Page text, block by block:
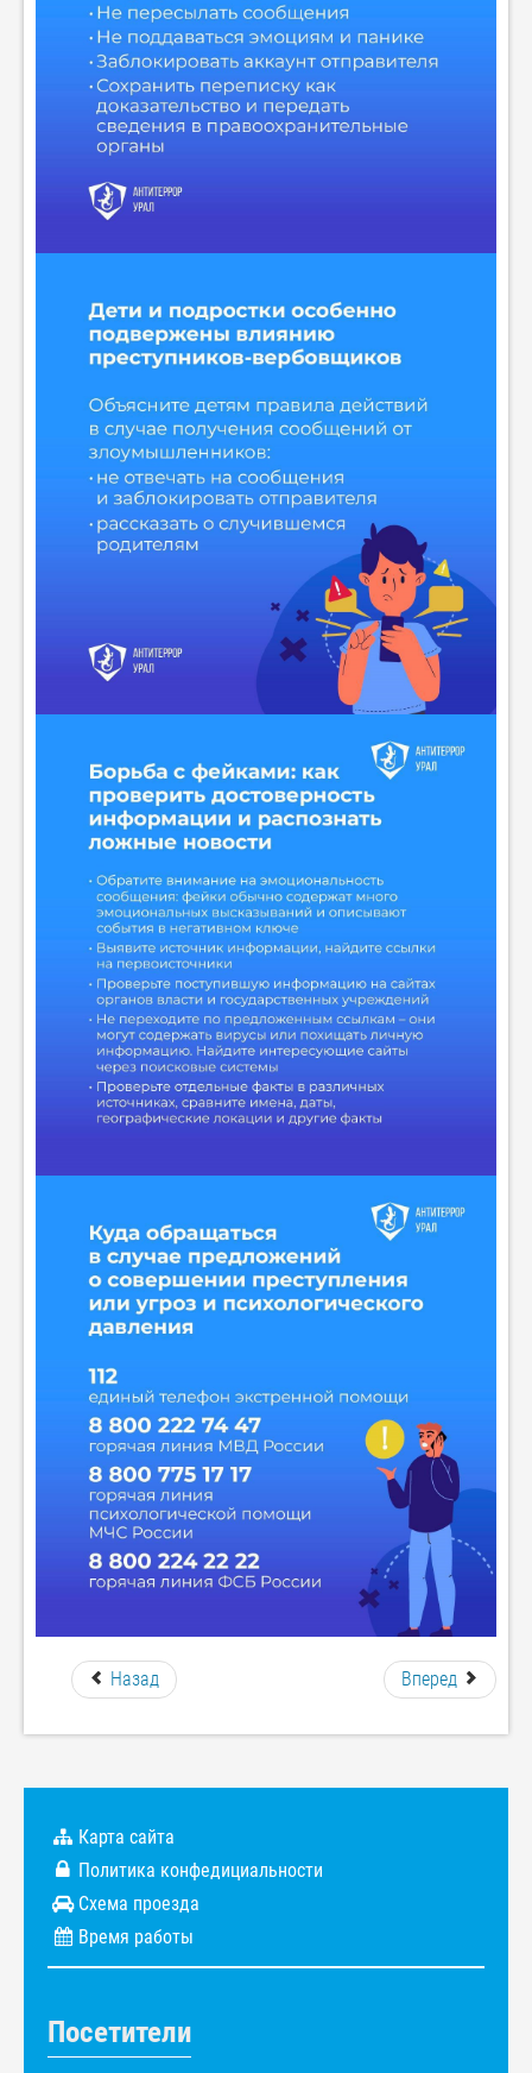
Назад Вперед
Карта сайта
Политика конфедициальности
Схема проезда
Время работы
Посетители